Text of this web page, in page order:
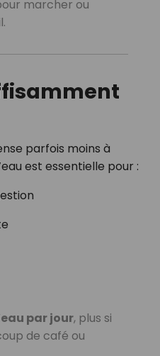
marcher ou
parfois moins à
est essentielle pour :
par jour, plus si
de café ou